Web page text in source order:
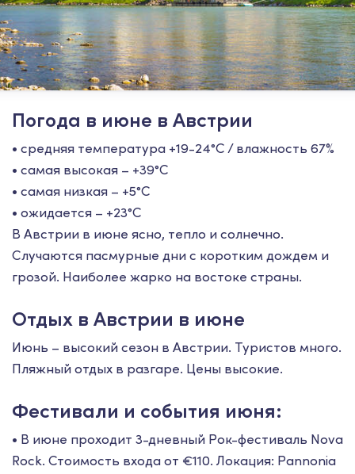
Погода в июне в Австрии
• средняя температура +19-24°С / влажность 67%
• самая высокая – +39°С
• самая низкая – +5°С
• ожидается – +23°С
В Австрии в июне ясно, тепло и солнечно.
Случаются пасмурные дни с коротким дождем и
грозой. Наиболее жарко на востоке страны.
Отдых в Австрии в июне
Июнь – высокий сезон в Австрии. Туристов много.
Пляжный отдых в разгаре. Цены высокие.
Фестивали и события июня:
• В июне проходит 3-дневный Рок-фестиваль Nova
Rock. Стоимость входа от €110. Локация: Pannonia